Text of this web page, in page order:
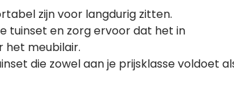
zijn voor langdurig zitten.
tuinset en zorg ervoor dat het in
het meubilair.
die zowel aan je prijsklasse voldoet